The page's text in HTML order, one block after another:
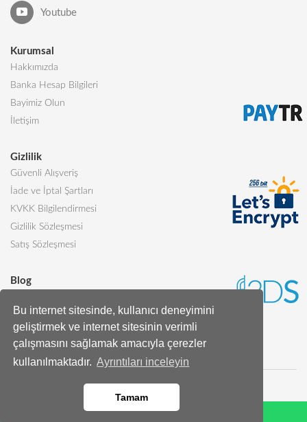
Bu internet sitesinde, kullanıcı deneyimini
geliştirmek ve internet sitesinin verimli
çalışmasını sağlamak amacıyla çerezler
kullanılmaktadır. Ayrıntıları inceleyin
Tamam
Youtube
Kurumsal
Hakkımızda
Banka Hesap Bilgileri
Bayimiz Olun
İletişim
Gizlilik
Güvenli Alışveriş
İade ve İptal Şartları
KVKK Bilgilendirmesi
Gizlilik Sözleşmesi
Satış Sözleşmesi
Blog
Butik Pasta Nedir?
Tüm Blog Yazıları